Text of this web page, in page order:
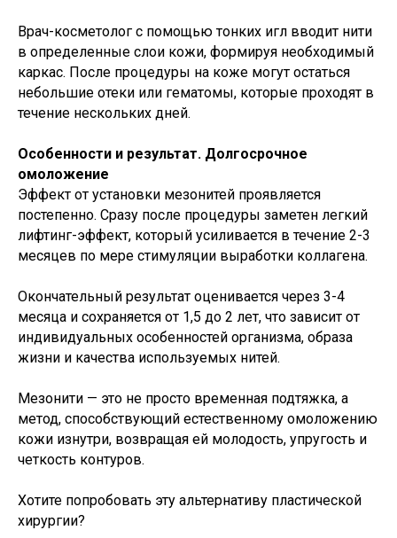
Врач-косметолог с помощью тонких игл вводит нити
в определенные слои кожи, формируя необходимый
каркас. После процедуры на коже могут остаться
небольшие отеки или гематомы, которые проходят в
течение нескольких дней.
Особенности и результат. Долгосрочное
омоложение
Эффект от установки мезонитей проявляется
постепенно. Сразу после процедуры заметен легкий
лифтинг-эффект, который усиливается в течение 2-3
месяцев по мере стимуляции выработки коллагена.
Окончательный результат оценивается через 3-4
месяца и сохраняется от 1,5 до 2 лет, что зависит от
индивидуальных особенностей организма, образа
жизни и качества используемых нитей.
Мезонити — это не просто временная подтяжка, а
метод, способствующий естественному омоложению
кожи изнутри, возвращая ей молодость, упругость и
четкость контуров.
Хотите попробовать эту альтернативу пластической
хирургии?